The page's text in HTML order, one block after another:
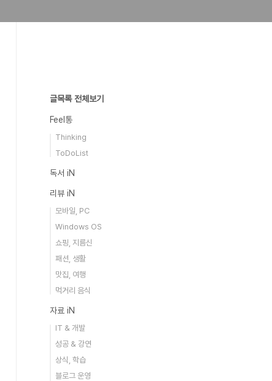
글목록 전체보기
Feel통
Thinking
ToDoList
독서 iN
리뷰 iN
모바일, PC
Windows OS
쇼핑, 지름신
패션, 생활
맛집, 여행
먹거리 음식
자료 iN
IT & 개발
성공 & 강연
상식, 학습
블로그 운영